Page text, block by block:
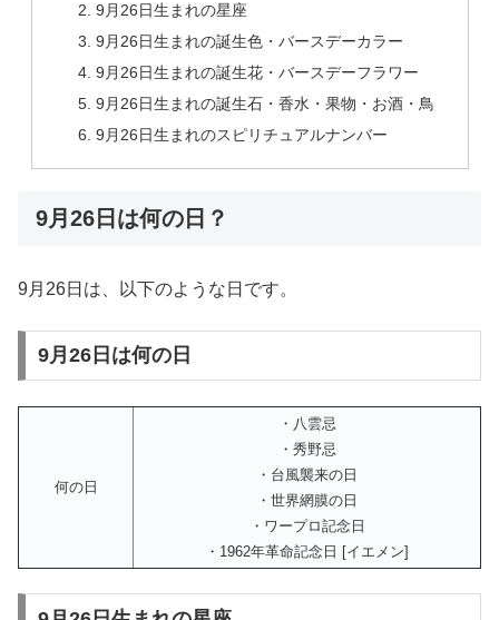
9月26日生まれの星座
9月26日生まれの誕生色・バースデーカラー
9月26日生まれの誕生花・バースデーフラワー
9月26日生まれの誕生石・香水・果物・お酒・鳥
9月26日生まれのスピリチュアルナンバー
9月26日は何の日？
9月26日は、以下のような日です。
9月26日は何の日
何の日
・八雲忌
・秀野忌
・台風襲来の日
・世界網膜の日
・ワープロ記念日
・1962年革命記念日 [イエメン]